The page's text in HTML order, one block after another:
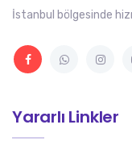
İstanbul bölgesinde
Yararlı Linkler